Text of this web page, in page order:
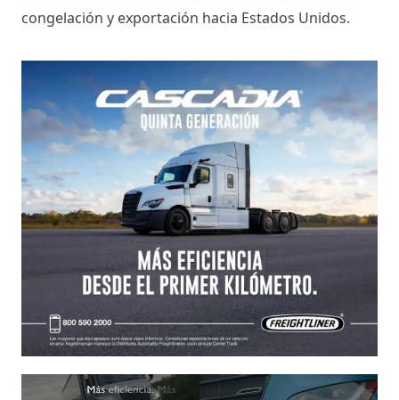
congelación y exportación hacia Estados Unidos.